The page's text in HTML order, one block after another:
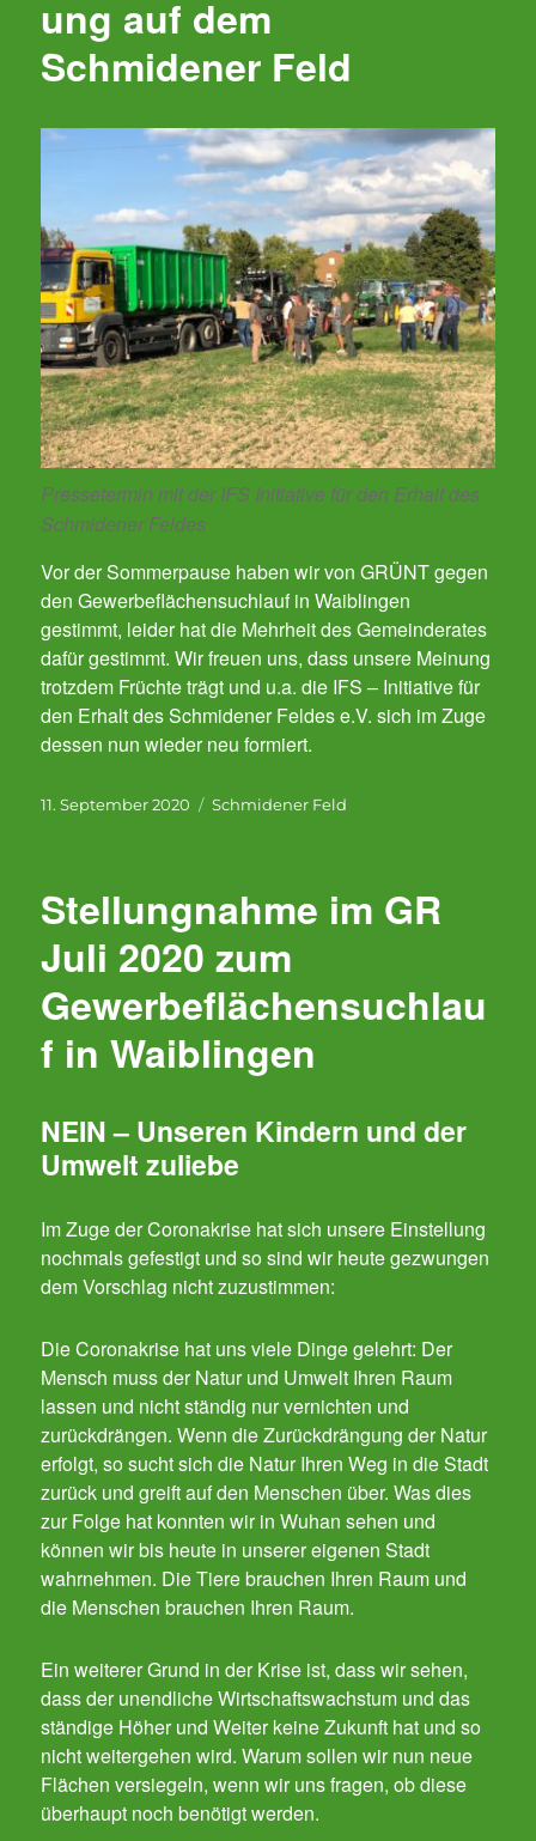
ung auf dem
Schmidener Feld
Pressetermin mit der IFS Initiative für den Erhalt des
Schmidener Feldes
Vor der Sommerpause haben wir von GRÜNT gegen
den Gewerbeflächensuchlauf in Waiblingen
gestimmt, leider hat die Mehrheit des Gemeinderates
dafür gestimmt. Wir freuen uns, dass unsere Meinung
trotzdem Früchte trägt und u.a. die IFS – Initiative für
den Erhalt des Schmidener Feldes e.V. sich im Zuge
dessen nun wieder neu formiert.
Veröffentlicht
11. September 2020 Kategorien
Schmidener Feld
Stellungnahme im GR
Juli 2020 zum
Gewerbeflächensuchlau
f in Waiblingen
NEIN – Unseren Kindern und der
Umwelt zuliebe
Im Zuge der Coronakrise hat sich unsere Einstellung
nochmals gefestigt und so sind wir heute gezwungen
dem Vorschlag nicht zuzustimmen:
Die Coronakrise hat uns viele Dinge gelehrt: Der
Mensch muss der Natur und Umwelt Ihren Raum
lassen und nicht ständig nur vernichten und
zurückdrängen. Wenn die Zurückdrängung der Natur
erfolgt, so sucht sich die Natur Ihren Weg in die Stadt
zurück und greift auf den Menschen über. Was dies
zur Folge hat konnten wir in Wuhan sehen und
können wir bis heute in unserer eigenen Stadt
wahrnehmen. Die Tiere brauchen Ihren Raum und
die Menschen brauchen Ihren Raum.
Ein weiterer Grund in der Krise ist, dass wir sehen,
dass der unendliche Wirtschaftswachstum und das
ständige Höher und Weiter keine Zukunft hat und so
nicht weitergehen wird. Warum sollen wir nun neue
Flächen versiegeln, wenn wir uns fragen, ob diese
überhaupt noch benötigt werden.